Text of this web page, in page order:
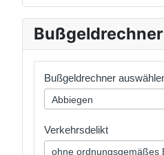
Bußgeldrechner